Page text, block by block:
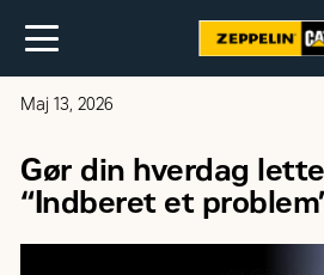
Maj 13, 2026
Gør din hverdag
“Indberet et